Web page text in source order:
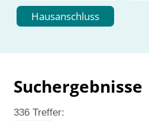
Hausanschluss
Suchergebnisse
336 Treffer: